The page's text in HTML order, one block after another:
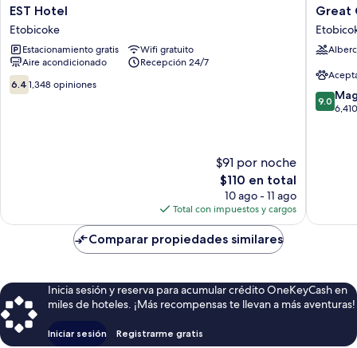
EST
Hotel
Etobicoke
EST Hotel
Etobicoke
Estacionamiento gratis
Wifi gratuito
Aire acondicionado
Recepción 24/7
6.4
de
6.4 1,348 opiniones
$91 por noche
El
precio
actual
es
de
$110
$110 en total
10 ago - 11 ago
Total con impuestos y cargos
Great
Casino
Resort
Great
9.0
de
9.0
Comparar propiedades similares
Inicia sesión y reserva para acumular crédito OneKeyCash en
miles de hoteles. ¡Más recompensas te llevan a más aventuras!
Iniciar sesión Registrarme gratis